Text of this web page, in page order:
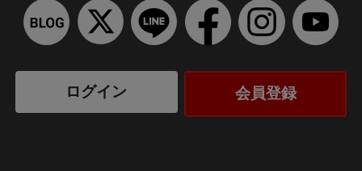
ログイン 会員登録